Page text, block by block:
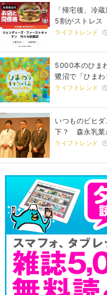
「帰宅後、冷
5割がストレ
ライフトレンド
5000本のひま
鷺沼で「ひま
ライフトレンド
いつものビヒ
下？ 森永乳業
ライフトレンド